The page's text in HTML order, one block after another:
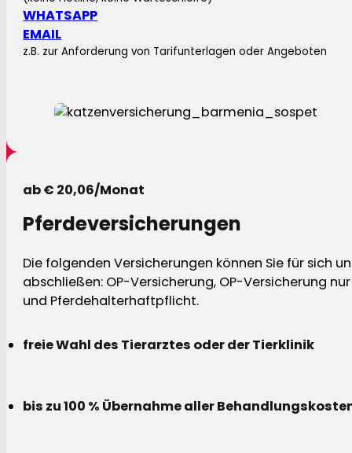
WHATSAPP
EMAIL
z.B. zur Anforderung von Tarifunterlagen oder Angeboten
ab € 20,06/Monat
Pferdeversicherungen
Die folgenden Versicherungen können Sie für sich
abschließen: OP-Versicherung, OP-Versicherung
und Pferdehalterhaftpflicht.
freie Wahl des Tierarztes oder der Tierklinik
bis zu 100 % Übernahme aller